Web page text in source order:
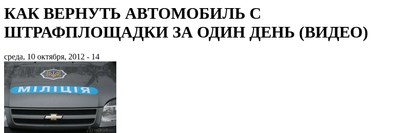
КАК ВЕРНУТЬ АВТОМОБИЛЬ С
ШТРАФПЛОЩАДКИ ЗА ОДИН ДЕНЬ (ВИДЕО)
среда, 10 октября, 2012 - 14